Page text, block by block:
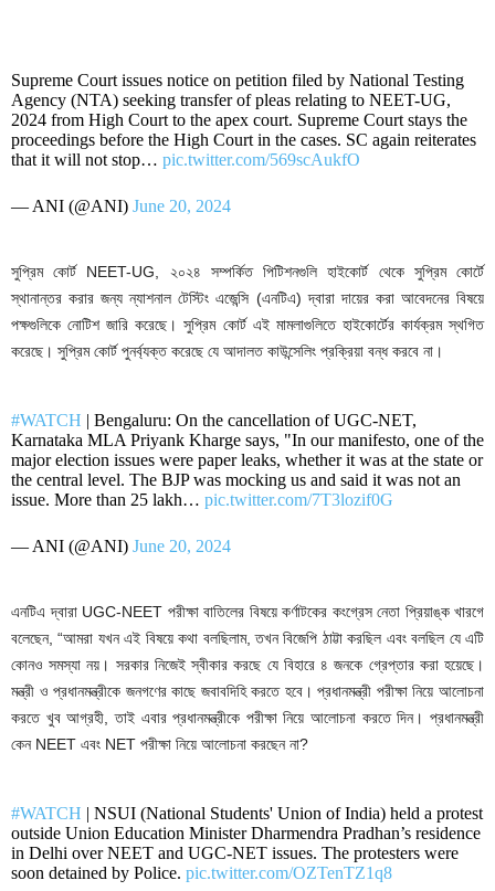
Supreme Court issues notice on petition filed by National Testing
Agency (NTA) seeking transfer of pleas relating to NEET-UG,
2024 from High Court to the apex court. Supreme Court stays the
proceedings before the High Court in the cases. SC again reiterates
that it will not stop… pic.twitter.com/569scAukfO
— ANI (@ANI) June 20, 2024
সুপ্রিম কোর্ট NEET-UG, ২০২৪ সম্পর্কিত পিটিশনগুলি হাইকোর্ট থেকে সুপ্রিম কোর্টে
স্থানান্তর করার জন্য ন্যাশনাল টেস্টিং এজেন্সি (এনটিএ) দ্বারা দায়ের করা আবেদনের বিষয়ে
পক্ষগুলিকে নোটিশ জারি করেছে। সুপ্রিম কোর্ট এই মামলাগুলিতে হাইকোর্টের কার্যক্রম স্থগিত
করেছে। সুপ্রিম কোর্ট পুনর্ব্যক্ত করেছে যে আদালত কাউন্সেলিং প্রক্রিয়া বন্ধ করবে না।
#WATCH | Bengaluru: On the cancellation of UGC-NET,
Karnataka MLA Priyank Kharge says, "In our manifesto, one of the
major election issues were paper leaks, whether it was at the state or
the central level. The BJP was mocking us and said it was not an
issue. More than 25 lakh… pic.twitter.com/7T3lozif0G
— ANI (@ANI) June 20, 2024
এনটিএ দ্বারা UGC-NEET পরীক্ষা বাতিলের বিষয়ে কর্ণাটকের কংগ্রেস নেতা প্রিয়াঙ্ক খারগে
বলেছেন, “আমরা যখন এই বিষয়ে কথা বলছিলাম, তখন বিজেপি ঠাট্টা করছিল এবং বলছিল যে এটি
কোনও সমস্যা নয়। সরকার নিজেই স্বীকার করছে যে বিহারে ৪ জনকে গ্রেপ্তার করা হয়েছে।
মন্ত্রী ও প্রধানমন্ত্রীকে জনগণের কাছে জবাবদিহি করতে হবে। প্রধানমন্ত্রী পরীক্ষা নিয়ে আলোচনা
করতে খুব আগ্রহী, তাই এবার প্রধানমন্ত্রীকে পরীক্ষা নিয়ে আলোচনা করতে দিন। প্রধানমন্ত্রী
কেন NEET এবং NET পরীক্ষা নিয়ে আলোচনা করছেন না?
#WATCH | NSUI (National Students' Union of India) held a protest
outside Union Education Minister Dharmendra Pradhan’s residence
in Delhi over NEET and UGC-NET issues. The protesters were
soon detained by Police. pic.twitter.com/OZTenTZ1q8